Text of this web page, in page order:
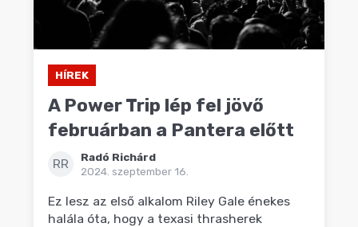
HÍREK
A Power Trip lép fel jövő
februárban a Pantera előtt
RR
Radó Richárd
2024. szeptember 16.
Ez lesz az első alkalom Riley Gale énekes
halála óta, hogy a texasi thrasherek